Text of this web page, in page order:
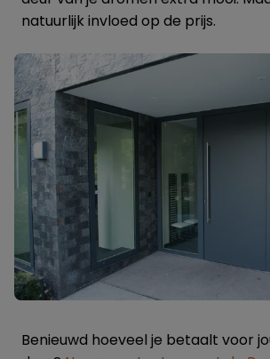
natuurlijk invloed op de prijs.
Benieuwd hoeveel je betaalt voor